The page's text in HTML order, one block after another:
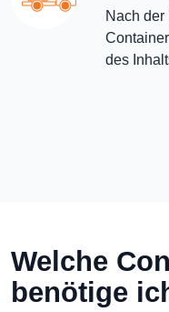
Nach
des
Welche
benötige